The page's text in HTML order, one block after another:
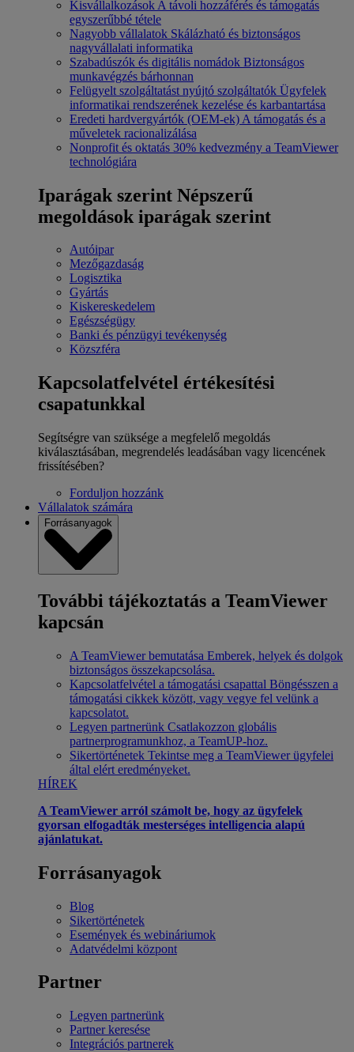
Kisvállalkozások A távoli hozzáférés és támogatás
egyszerűbbé tétele
Nagyobb vállalatok Skálázható és biztonságos
nagyvállalati informatika
Szabadúszók és digitális nomádok Biztonságos
munkavégzés bárhonnan
Felügyelt szolgáltatást nyújtó szolgáltatók Ügyfelek
informatikai rendszerének kezelése és karbantartása
Eredeti hardvergyártók (OEM-ek) A támogatás és a
műveletek racionalizálása
Nonprofit és oktatás 30% kedvezmény a TeamViewer
technológiára
Iparágak szerint Népszerű
megoldások iparágak szerint
Autóipar
Mezőgazdaság
Logisztika
Gyártás
Kiskereskedelem
Egészségügy
Banki és pénzügyi tevékenység
Közszféra
Kapcsolatfelvétel értékesítési
csapatunkkal
Segítségre van szüksége a megfelelő megoldás
kiválasztásában, megrendelés leadásában vagy licencének
frissítésében?
Forduljon hozzánk
Vállalatok számára
Forrásanyagok
További tájékoztatás a TeamViewer
kapcsán
A TeamViewer bemutatása Emberek, helyek és dolgok
biztonságos összekapcsolása.
Kapcsolatfelvétel a támogatási csapattal Böngésszen a
támogatási cikkek között, vagy vegye fel velünk a
kapcsolatot.
Legyen partnerünk Csatlakozzon globális
partnerprogramunkhoz, a TeamUP-hoz.
Sikertörténetek Tekintse meg a TeamViewer ügyfelei
által elért eredményeket.
HÍREK
A TeamViewer arról számolt be, hogy az ügyfelek
gyorsan elfogadták mesterséges intelligencia alapú
ajánlatukat.
Forrásanyagok
Blog
Sikertörténetek
Események és webináriumok
Adatvédelmi központ
Partner
Legyen partnerünk
Partner keresése
Integrációs partnerek